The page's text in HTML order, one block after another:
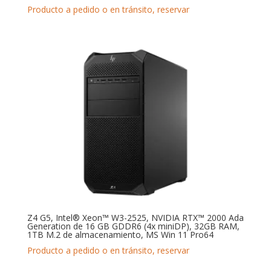
Producto a pedido o en tránsito, reservar
Z4 G5, Intel® Xeon™ W3-2525, NVIDIA RTX™ 2000 Ada
Generation de 16 GB GDDR6 (4x miniDP), 32GB RAM,
1TB M.2 de almacenamiento, MS Win 11 Pro64
Producto a pedido o en tránsito, reservar